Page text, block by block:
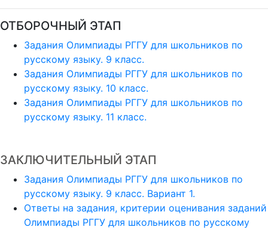
ОТБОРОЧНЫЙ ЭТАП
Задания Олимпиады РГГУ для школьников по
русскому языку. 9 класс.
Задания Олимпиады РГГУ для школьников по
русскому языку. 10 класс.
Задания Олимпиады РГГУ для школьников по
русскому языку. 11 класс.
ЗАКЛЮЧИТЕЛЬНЫЙ ЭТАП
Задания Олимпиады РГГУ для школьников по
русскому языку. 9 класс. Вариант 1.
Ответы на задания, критерии оценивания заданий
Олимпиады РГГУ для школьников по русскому